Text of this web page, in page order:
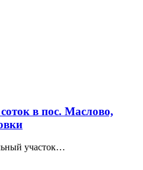
в пос. Маслово,
участок…